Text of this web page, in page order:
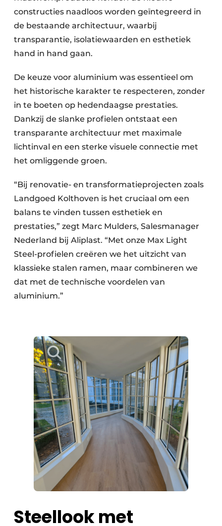
constructies naadloos worden geïntegreerd in
de bestaande architectuur, waarbij
transparantie, isolatiewaarden en esthetiek
hand in hand gaan.
De keuze voor aluminium was essentieel om
het historische karakter te respecteren, zonder
in te boeten op hedendaagse prestaties.
Dankzij de slanke profielen ontstaat een
transparante architectuur met maximale
lichtinval en een sterke visuele connectie met
het omliggende groen.
“Bij renovatie- en transformatieprojecten zoals
Landgoed Kolthoven is het cruciaal om een
balans te vinden tussen esthetiek en
prestaties,” zegt Marc Mulders, Salesmanager
Nederland bij Aliplast. “Met onze Max Light
Steel-profielen creëren we het uitzicht van
klassieke stalen ramen, maar combineren we
dat met de technische voordelen van
aluminium.”
Steellook met